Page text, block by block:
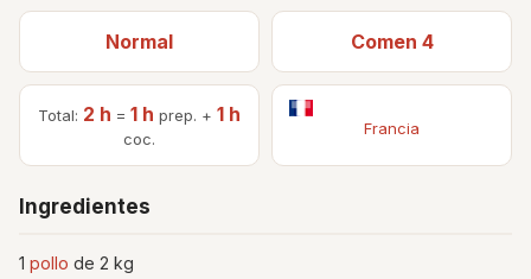
Normal Comen 4
Total: 2 h = 1 h prep. + 1 h
coc.
Francia
Ingredientes
1 pollo de 2 kg